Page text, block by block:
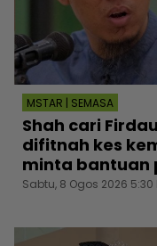
MSTAR | SEMASA
Shah cari
difitnah kes
minta bantuan
Sabtu, 8 Ogos 2026 5:30